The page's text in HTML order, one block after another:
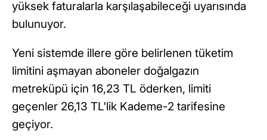
yüksek faturalarla karşılaşabileceği uyarısında
bulunuyor.
Yeni sistemde illere göre belirlenen tüketim
limitini aşmayan aboneler doğalgazın
metreküpü için 16,23 TL öderken, limiti
geçenler 26,13 TL'lik Kademe-2 tarifesine
geçiyor.